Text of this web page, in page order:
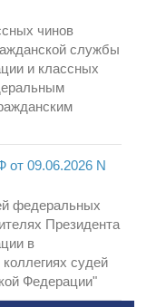
чинов
службы
и классных
от 09.06.2026 N
федеральных
Президента
в
судей
Федерации"